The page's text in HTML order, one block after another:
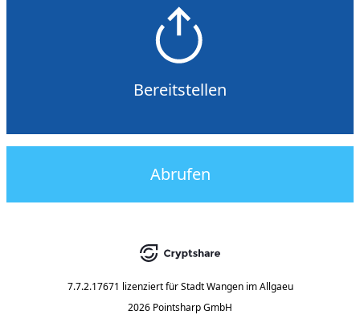
Bereitstellen
Abrufen
7.7.2.17671 lizenziert für Stadt Wangen im Allgaeu
2026 Pointsharp GmbH